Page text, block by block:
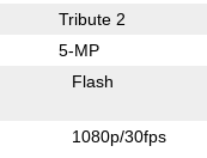
Tribute 2
5-MP
Flash
1080p/30fps